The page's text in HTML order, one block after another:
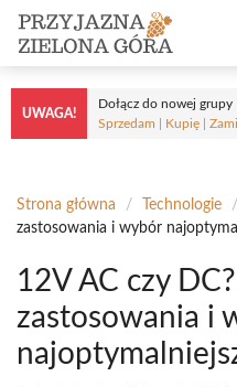
Przejdź
treści
UWAGA!
Dołącz do nowej grupy
Sprzedam | Kupię |
Strona główna / Technologie /
zastosowania i wybór
12V AC czy
zastosowania i